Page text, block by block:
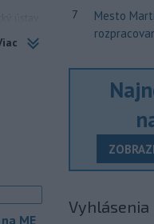
stupňa.
v
v
ME
7
Mesto
Vyhlásenia